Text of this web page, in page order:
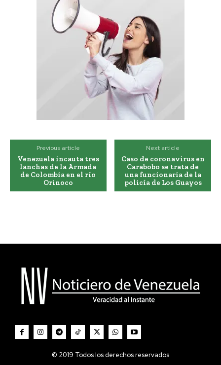
Previous article
Venezuela incauta tres
lanchas de la Armada
de Colombia en el río
Orinoco
Next article
Caso de coronavirus en
Carabobo se trata de
una funcionaria de la
policía de Los Guayos
© 2019 Todos los derechos reservados